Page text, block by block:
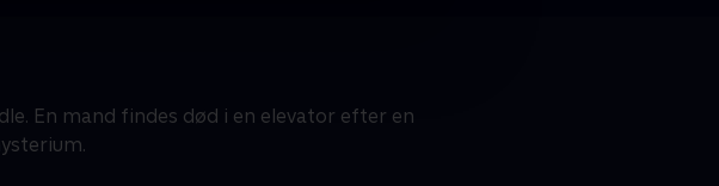
En mand findes død i en elevator efter en